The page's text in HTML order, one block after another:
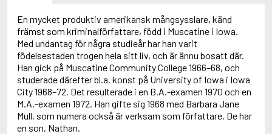
Anappara, Deepa
Anders, Sigrid
Andersen, Carlo
Anderson, F.I.
Anderson, James
En mycket produktiv amerikansk mångsysslare, känd
främst som kriminalförfattare, född i Muscatine i Iowa.
Med undantag för några studieår har han varit
födelsestaden trogen hela sitt liv, och är ännu bosatt där.
Han gick på Muscatine Community College 1966–68, och
studerade därefter bl.a. konst på University of Iowa i Iowa
City 1968–72. Det resulterade i en B.A.-examen 1970 och en
M.A.-examen 1972. Han gifte sig 1968 med Barbara Jane
Mull, som numera också är verksam som författare. De har
en son, Nathan.